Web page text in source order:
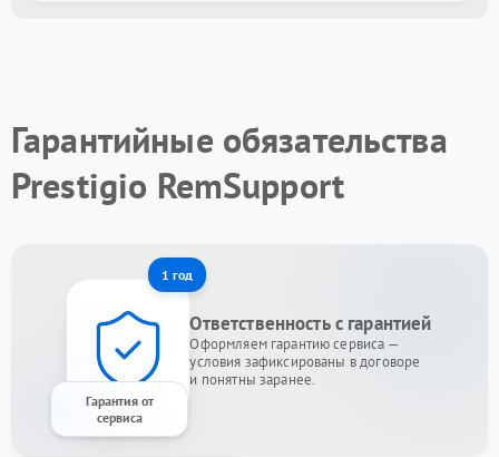
Гарантийные обязательства
Prestigio RemSupport
1 год
Гарантия от
сервиса
Ответственность с гарантией
Оформляем гарантию сервиса —
условия зафиксированы в договоре
и понятны заранее.